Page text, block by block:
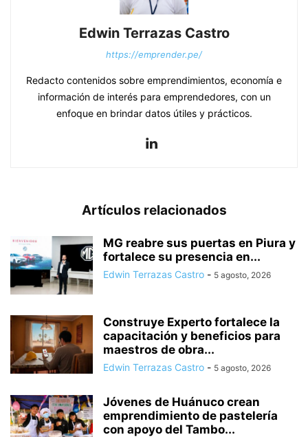
Edwin Terrazas Castro
https://emprender.pe/
Redacto contenidos sobre emprendimientos, economía e
información de interés para emprendedores, con un
enfoque en brindar datos útiles y prácticos.
Artículos relacionados
MG reabre sus puertas en Piura y
fortalece su presencia en...
Edwin Terrazas Castro - 5 agosto, 2026
Construye Experto fortalece la
capacitación y beneficios para
maestros de obra...
Edwin Terrazas Castro - 5 agosto, 2026
Jóvenes de Huánuco crean
emprendimiento de pastelería
con apoyo del Tambo...